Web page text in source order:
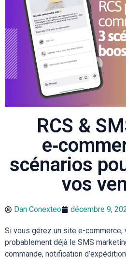
RCS &
scénarios
vos
Dan Conexteo décembre 9,
Si vous gérez un site e-commerce,
probablement déjà le SMS
commande, notification